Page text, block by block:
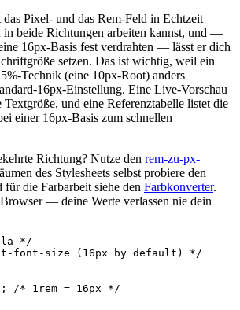
Pixel- und das Rem-Feld in Echtzeit
in beide Richtungen arbeiten kannst, und —
16px-Basis fest verdrahten — lässt er dich
setzen. Das ist wichtig, weil ein
Technik (eine 10px-Root) anders
16px-Einstellung. Eine Live-Vorschau
Textgröße, und eine Referenztabelle listet die
einer 16px-Basis zum schnellen
Richtung? Nutze den rem-zu-px-
des Stylesheets selbst probiere den
für die Farbarbeit siehe den Farbkonverter.
— deine Werte verlassen nie dein
*/
font-size (16px by default) */
/* 1rem = 16px */